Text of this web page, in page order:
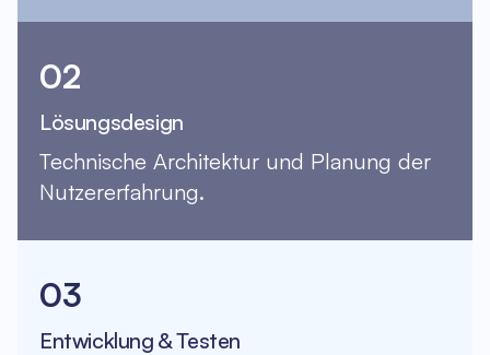
02
Lösungsdesign
Technische Architektur und Planung der
Nutzererfahrung.
03
Entwicklung & Testen